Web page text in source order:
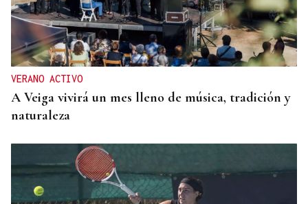
VERANO ACTIVO
A Veiga vivirá un mes lleno de música, tradición y
naturaleza